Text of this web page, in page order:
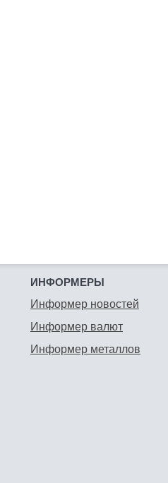
ИНФОРМЕРЫ
Информер новостей
Информер валют
Информер металлов